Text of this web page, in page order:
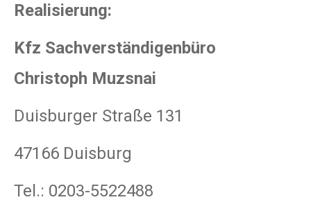
Realisierung:
Kfz Sachverständigenbüro
Christoph Muzsnai
Duisburger Straße 131
47166 Duisburg
Tel.: 0203-5522488